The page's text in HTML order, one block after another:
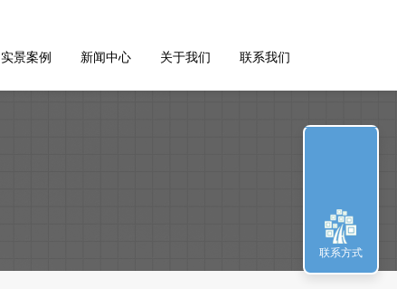
实景案例 新闻中心 关于我们 联系我们
联系方式